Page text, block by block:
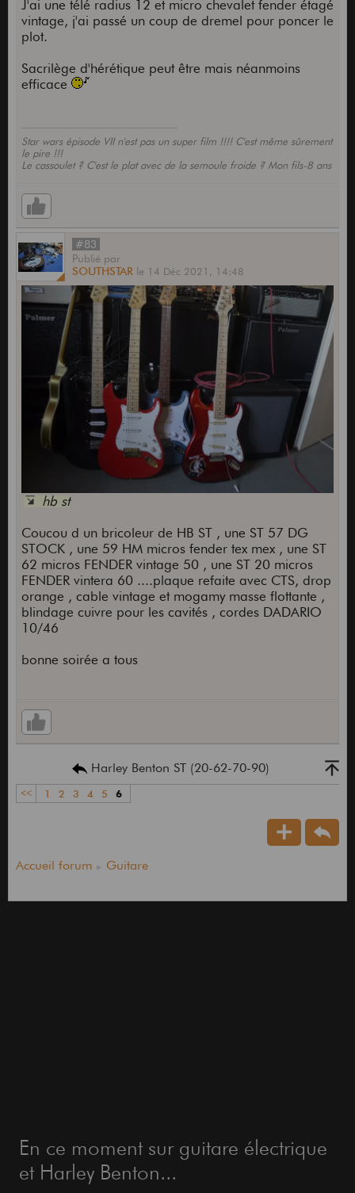
J'ai une télé radius 12 et micro chevalet fender étagé
vintage, j'ai passé un coup de dremel pour poncer le
plot.
Sacrilège d'hérétique peut être mais néanmoins
efficace
Star wars épisode VII n'est pas un super film !!!! C'est même sûrement
le pire !!!
Le cassoulet ? C'est le plat avec de la semoule froide ? Mon fils-8 ans
#83
Publié par
SOUTHSTAR le 14 Déc 2021, 14:48
hb st
Coucou d un bricoleur de HB ST , une ST 57 DG
STOCK , une 59 HM micros fender tex mex , une ST
62 micros FENDER vintage 50 , une ST 20 micros
FENDER vintera 60 ....plaque refaite avec CTS, drop
orange , cable vintage et mogamy masse flottante ,
blindage cuivre pour les cavités , cordes DADARIO
10/46
bonne soirée a tous
Harley Benton ST (20-62-70-90)
<< 1 2 3 4 5 6
Accueil forum Guitare
En ce moment sur guitare électrique
et Harley Benton...